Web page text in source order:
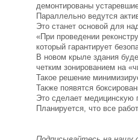
демонтированы
Параллельно ведутся
Это станет основой для
«При проведении
который гарантирует
В новом крыле здания
четким зонированием на
Такое решение
Также появятся
Это сделает медицинскую
Планируется, что все